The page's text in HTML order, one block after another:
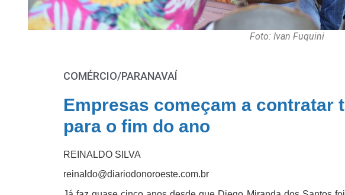
Foto: Ivan Fuquini
COMÉRCIO/PARANAVAÍ
Empresas começam a contratar
para o fim do ano
REINALDO SILVA
reinaldo@diariodonoroeste.com.br